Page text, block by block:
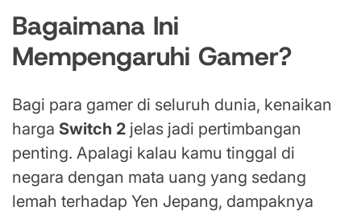
Bagaimana Ini
Mempengaruhi Gamer?
Bagi para gamer di seluruh dunia, kenaikan
harga Switch 2 jelas jadi pertimbangan
penting. Apalagi kalau kamu tinggal di
negara dengan mata uang yang sedang
lemah terhadap Yen Jepang, dampaknya